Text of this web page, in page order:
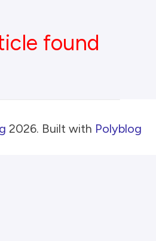
found
2026. Built with Polyblog